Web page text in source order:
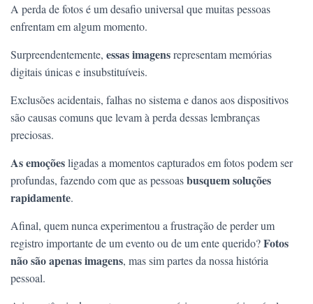
A perda de fotos é um desafio universal que muitas pessoas
enfrentam em algum momento.
Surpreendentemente, essas imagensrepresentam memórias
digitais únicas e insubstituíveis.
Exclusões acidentais, falhas no sistema e danos aos dispositivos
são causas comuns que levam à perda dessas lembranças
preciosas.
As emoçõesligadas a momentos capturados em fotos podem ser
profundas, fazendo com que as pessoasbusquem soluções
rapidamente.
Afinal, quem nunca experimentou a frustração de perder um
registro importante de um evento ou de um ente querido?Fotos
não são apenas imagens, mas sim partes da nossa história
pessoal.